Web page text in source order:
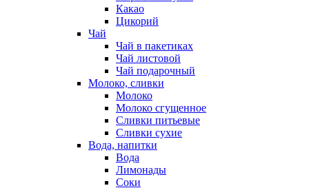
Какао
Цикорий
Чай
Чай в пакетиках
Чай листовой
Чай подарочный
Молоко, сливки
Молоко
Молоко сгущенное
Сливки питьевые
Сливки сухие
Вода, напитки
Вода
Лимонады
Соки